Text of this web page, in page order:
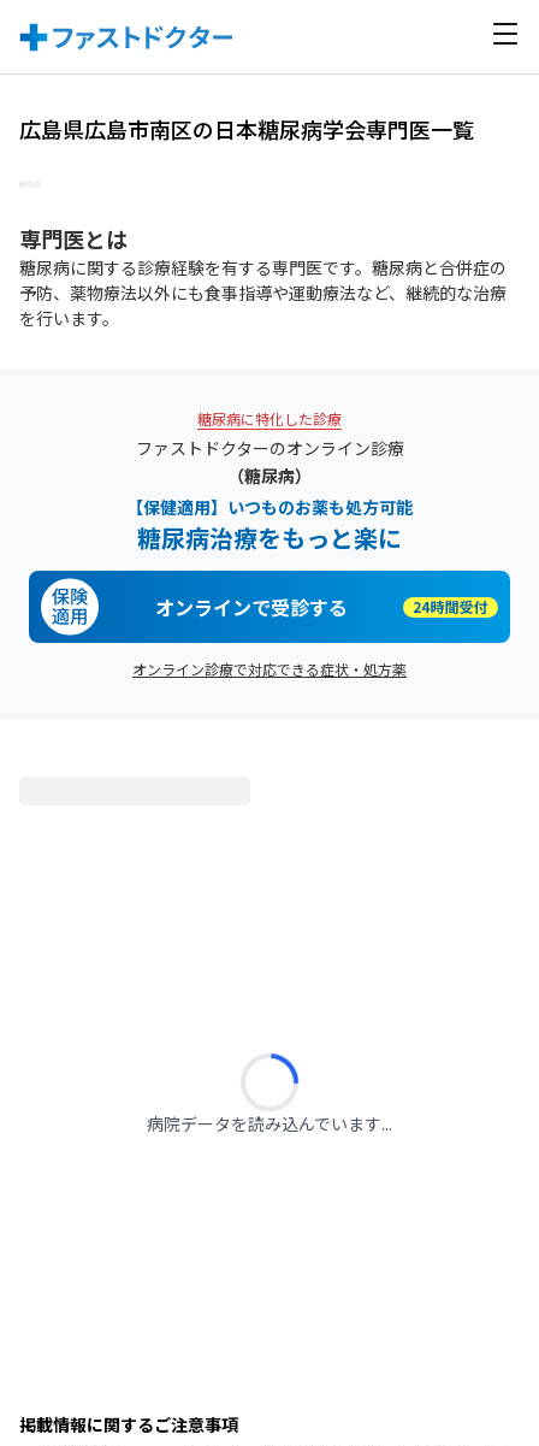
広島県広島市南区の日本糖尿病学会専門医一覧
専門医とは
糖尿病に関する診療経験を有する専門医です。糖尿病と合併症の
予防、薬物療法以外にも食事指導や運動療法など、継続的な治療
を行います。
糖尿病に特化した診療
ファストドクターのオンライン診療
（糖尿病）
【保健適用】いつものお薬も処方可能
糖尿病治療をもっと楽に
オンラインで受診する
オンライン診療で対応できる症状・処方薬
病院データを読み込んでいます...
掲載情報に関するご注意事項